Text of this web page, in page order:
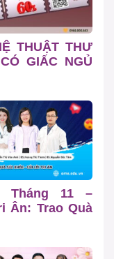
THUẬT THƯ
GIẤC NGỦ
Tháng 11 –
Ân: Trao Quà